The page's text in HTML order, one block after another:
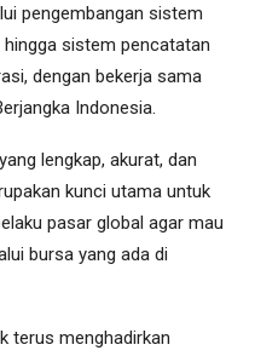
pengembangan sistem
sistem pencatatan
dengan bekerja sama
Indonesia.
lengkap, akurat, dan
kunci utama untuk
pasar global agar mau
bursa yang ada di
terus menghadirkan